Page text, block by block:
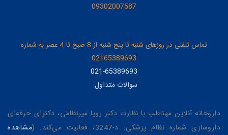
09302007587
تماس تلفنی در روزهای شنبه تا پنج شنبه از 8 صبح تا 4 عصر به شماره
02165389693
021-65389693
سوالات متداول-
داروخانه آنلاین مهتاطب با نظارت دکتر رویا میرنظامی، دکترای حرفه‌ای
داروسازی شماره نظام پزشکی: د-3247، فعالیت می‌کند. (
مشاهده